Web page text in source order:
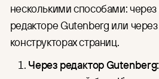
несколькими способами: через
редакторе Gutenberg или
конструкторах страниц.
Через редактор Gutenberg: